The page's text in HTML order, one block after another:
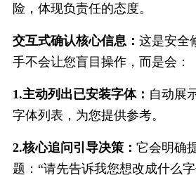
险，体现负责任的态度。
交互式确认核心信息： 这是安全
手不会让您盲目操作，而是会：
1.主动列出已安装字体： 自动展
字体列表，为您提供参考。
2.核心追问引导决策： 它会明确
题：“请先告诉我您想改成什么